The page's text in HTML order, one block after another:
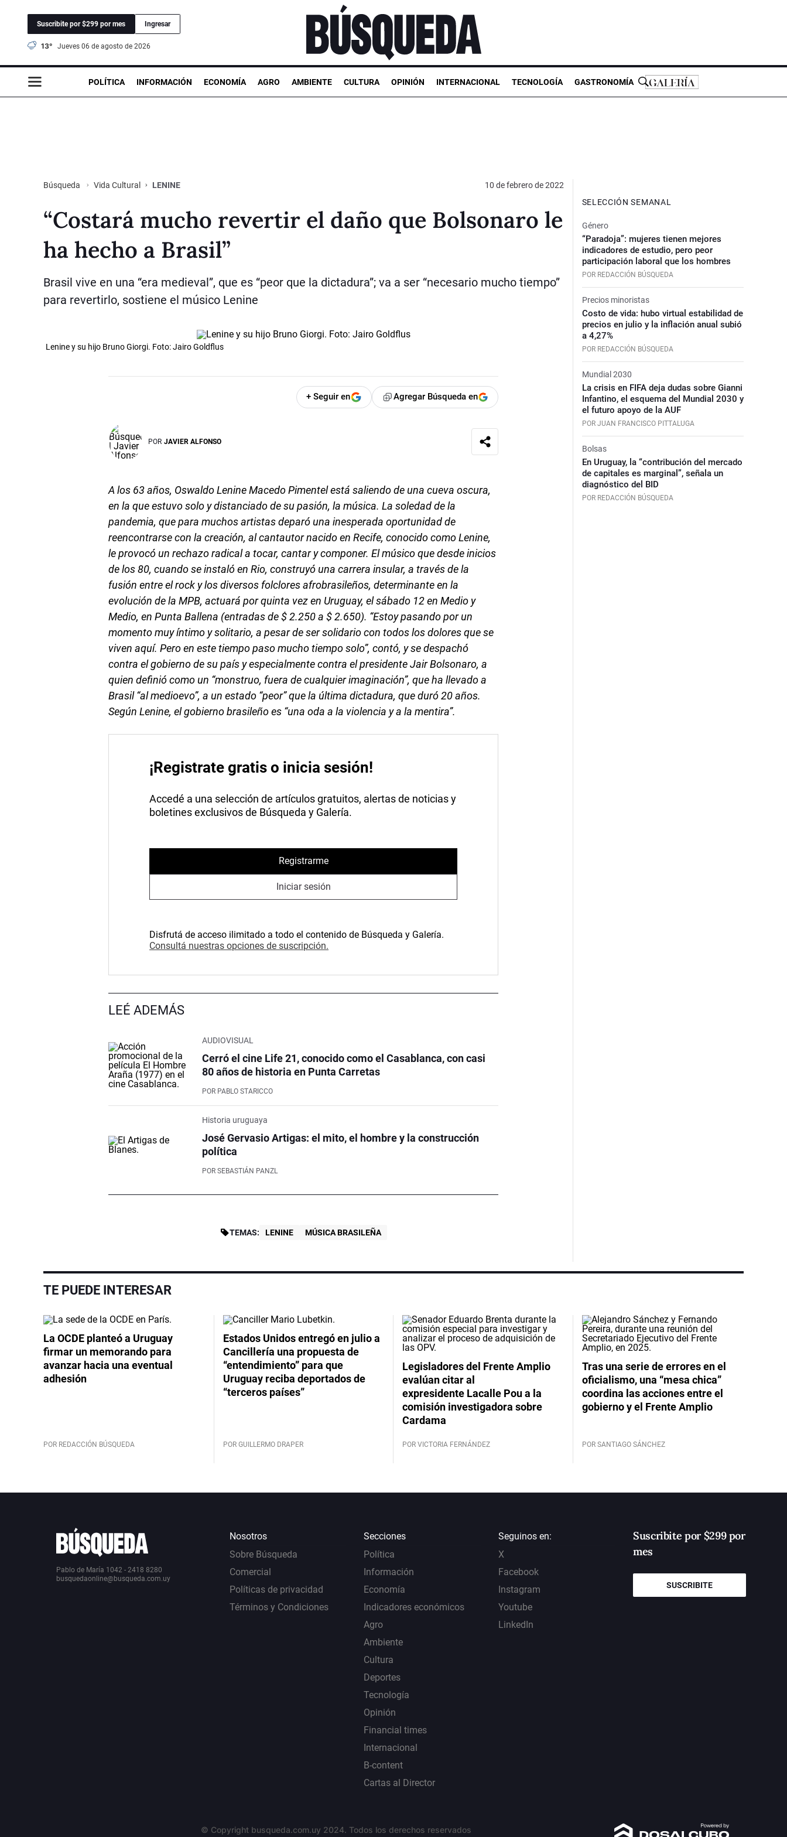
Suscribite por $299 por mes Ingresar
13° jueves 06 de agosto de 2026
POLÍTICA INFORMACIÓN ECONOMÍA AGRO AMBIENTE CULTURA OPINIÓN INTERNACIONAL TECNOLOGÍA GASTRONOMÍA
Búsqueda Vida Cultural LENINE 10 de febrero de 2022
“Costará mucho revertir el daño que Bolsonaro le
ha hecho a Brasil”
Brasil vive en una “era medieval”, que es “peor que la dictadura”; va a ser “necesario mucho tiempo”
para revertirlo, sostiene el músico Lenine
Lenine y su hijo Bruno Giorgi. Foto: Jairo Goldflus
+ Seguir en Agregar Búsqueda en
POR JAVIER ALFONSO
A los 63 años, Oswaldo Lenine Macedo Pimentel está saliendo de una cueva oscura,
en la que estuvo solo y distanciado de su pasión, la música. La soledad de la
pandemia, que para muchos artistas deparó una inesperada oportunidad de
reencontrarse con la creación, al cantautor nacido en Recife, conocido como Lenine,
le provocó un rechazo radical a tocar, cantar y componer. El músico que desde inicios
de los 80, cuando se instaló en Rio, construyó una carrera insular, a través de la
fusión entre el rock y los diversos folclores afrobrasileños, determinante en la
evolución de la MPB, actuará por quinta vez en Uruguay, el sábado 12 en Medio y
Medio, en Punta Ballena (entradas de $ 2.250 a $ 2.650). “Estoy pasando por un
momento muy íntimo y solitario, a pesar de ser solidario con todos los dolores que se
viven aquí. Pero en este tiempo paso mucho tiempo solo”, contó, y se despachó
contra el gobierno de su país y especialmente contra el presidente Jair Bolsonaro, a
quien definió como un “monstruo, fuera de cualquier imaginación”, que ha llevado a
Brasil “al medioevo”, a un estado “peor” que la última dictadura, que duró 20 años.
Según Lenine, el gobierno brasileño es “una oda a la violencia y a la mentira”.
¡Registrate gratis o inicia sesión!
Accedé a una selección de artículos gratuitos, alertas de noticias y
boletines exclusivos de Búsqueda y Galería.
Registrarme
Iniciar sesión
Disfrutá de acceso ilimitado a todo el contenido de Búsqueda y Galería.
Consultá nuestras opciones de suscripción.
LEÉ ADEMÁS
AUDIOVISUAL
Cerró el cine Life 21, conocido como el Casablanca, con casi
80 años de historia en Punta Carretas
POR PABLO STARICCO
Historia uruguaya
José Gervasio Artigas: el mito, el hombre y la construcción
política
POR SEBASTIÁN PANZL
TEMAS: LENINE MÚSICA BRASILEÑA
SELECCIÓN SEMANAL
Género
“Paradoja”: mujeres tienen mejores
indicadores de estudio, pero peor
participación laboral que los hombres
POR REDACCIÓN BÚSQUEDA
Precios minoristas
Costo de vida: hubo virtual estabilidad de
precios en julio y la inflación anual subió
a 4,27%
POR REDACCIÓN BÚSQUEDA
Mundial 2030
La crisis en FIFA deja dudas sobre Gianni
Infantino, el esquema del Mundial 2030 y
el futuro apoyo de la AUF
POR JUAN FRANCISCO PITTALUGA
Bolsas
En Uruguay, la “contribución del mercado
de capitales es marginal”, señala un
diagnóstico del BID
POR REDACCIÓN BÚSQUEDA
TE PUEDE INTERESAR
La OCDE planteó a Uruguay
firmar un memorando para
avanzar hacia una eventual
adhesión
POR REDACCIÓN BÚSQUEDA
Estados Unidos entregó en julio a
Cancillería una propuesta de
“entendimiento” para que
Uruguay reciba deportados de
“terceros países”
POR GUILLERMO DRAPER
Legisladores del Frente Amplio
evalúan citar al
expresidente Lacalle Pou a la
comisión investigadora sobre
Cardama
POR VICTORIA FERNÁNDEZ
Tras una serie de errores en el
oficialismo, una “mesa chica”
coordina las acciones entre el
gobierno y el Frente Amplio
POR SANTIAGO SÁNCHEZ
Pablo de María 1042 - 2418 8280
busquedaonline@busqueda.com.uy
Nosotros
Sobre Búsqueda
Comercial
Políticas de privacidad
Términos y Condiciones
Secciones
Política
Información
Economía
Indicadores económicos
Agro
Ambiente
Cultura
Deportes
Tecnología
Opinión
Financial times
Internacional
B-content
Cartas al Director
Seguinos en:
X
Facebook
Instagram
Youtube
LinkedIn
Suscribite por $299 por
mes
SUSCRIBITE
© Copyright busqueda.com.uy 2024. Todos los derechos reservados